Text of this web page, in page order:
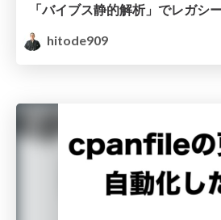
hitode909